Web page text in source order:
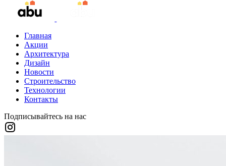
Главная
Акции
Архитектура
Дизайн
Новости
Строительство
Технологии
Контакты
Подписывайтесь на нас